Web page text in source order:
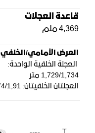
قاعدة العجلات
4,369 ملم
العرض الأمامي/الخلفي
العجلة الخلفية الواحدة:
1,729/1,734 متر
العجلتان الخلفيتان: 1,74/1,91 متر